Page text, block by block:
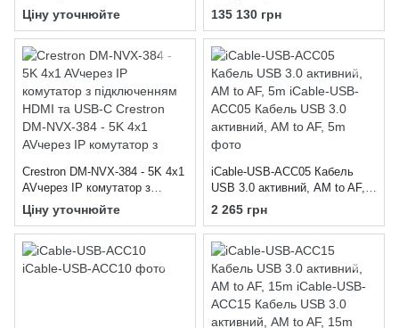
E
Ціну уточнюйте
з Dante та Multiview
135 130 грн
Crestron DM‑NVX‑384 - 5K 4x1
AVчерез IP комутатор з
підключенням HDMI та USB-C
Ціну уточнюйте
iCable-USB-ACC05 Кабель
USB 3.0 активний, AM to AF,
5m
2 265 грн